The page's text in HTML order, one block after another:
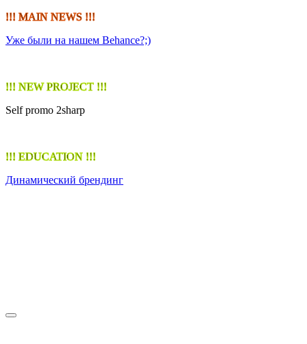
!!! MAIN NEWS !!!
Уже были на нашем Behance?;)
!!! NEW PROJECT !!!
Self promo 2sharp
!!! EDUCATION !!!
Динамический брендинг